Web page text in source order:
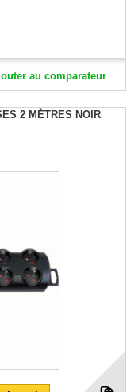
au comparateur
2 MÈTRES NOIR